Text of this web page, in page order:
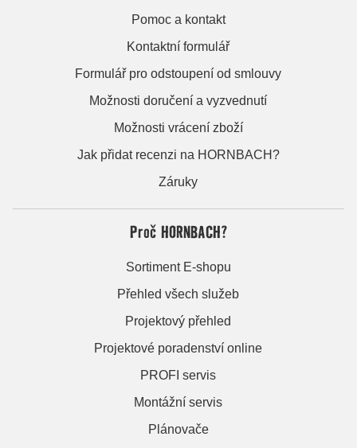
Pomoc a kontakt
Kontaktní formulář
Formulář pro odstoupení od smlouvy
Možnosti doručení a vyzvednutí
Možnosti vrácení zboží
Jak přidat recenzi na HORNBACH?
Záruky
Proč HORNBACH?
Sortiment E-shopu
Přehled všech služeb
Projektový přehled
Projektové poradenství online
PROFI servis
Montážní servis
Plánovače